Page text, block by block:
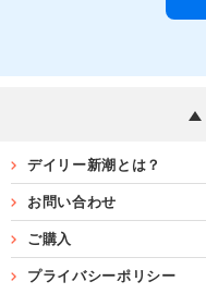
デイリー新潮とは？
お問い合わせ
ご購入
プライバシーポリシー